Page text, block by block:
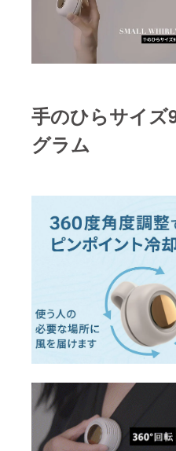
手のひらサイズ
グラム